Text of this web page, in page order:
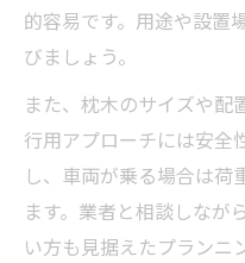
的容易です。用途や設置
びましょう。
また、枕木のサイズや配
行用アプローチには安全
し、車両が乗る場合は荷
ます。業者と相談しなが
い方も見据えたプランニ